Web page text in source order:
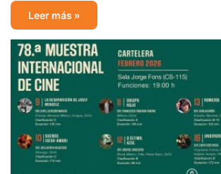
Leer más »